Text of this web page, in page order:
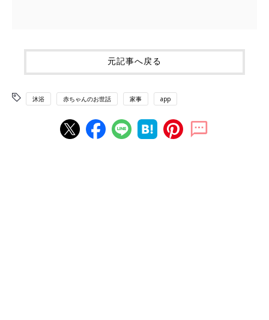
元記事へ戻る
沐浴 赤ちゃんのお世話 家事 app